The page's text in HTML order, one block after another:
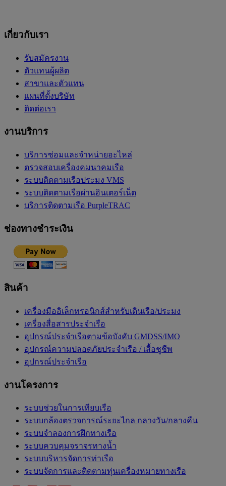
เกี่ยวกับเรา
รับสมัครงาน
ตัวแทนผู้ผลิต
สาขาและตัวแทน
แผนที่ตั้งบริษัท
ติดต่อเรา
งานบริการ
บริการซ่อมและจำหน่ายอะไหล่
ตรวจสอบเครื่องคมนาคมเรือ
ระบบติดตามเรือประมง VMS
ระบบติดตามเรือผ่านอินเตอร์เน็ต
บริการติดตามเรือ PurpleTRAC
ช่องทางชำระเงิน
สินค้า
เครื่องมืออิเล็กทรอนิกส์สำหรับเดินเรือ/ประมง
เครื่องสื่อสารประจำเรือ
อุปกรณ์ประจำเรือตามข้อบังคับ GMDSS/IMO
อุปกรณ์ความปลอดภัยประจำเรือ / เสื้อชูชีพ
อุปกรณ์ประจำเรือ
งานโครงการ
ระบบช่วยในการเทียบเรือ
ระบบกล้องตรวจการณ์ระยะไกล กลางวัน/กลางคืน
ระบบจำลองการฝึกทางเรือ
ระบบควบคุมจราจรทางน้ำ
ระบบบริหารจัดการท่าเรือ
ระบบจัดการและติดตามทุ่นเครื่องหมายทางเรือ